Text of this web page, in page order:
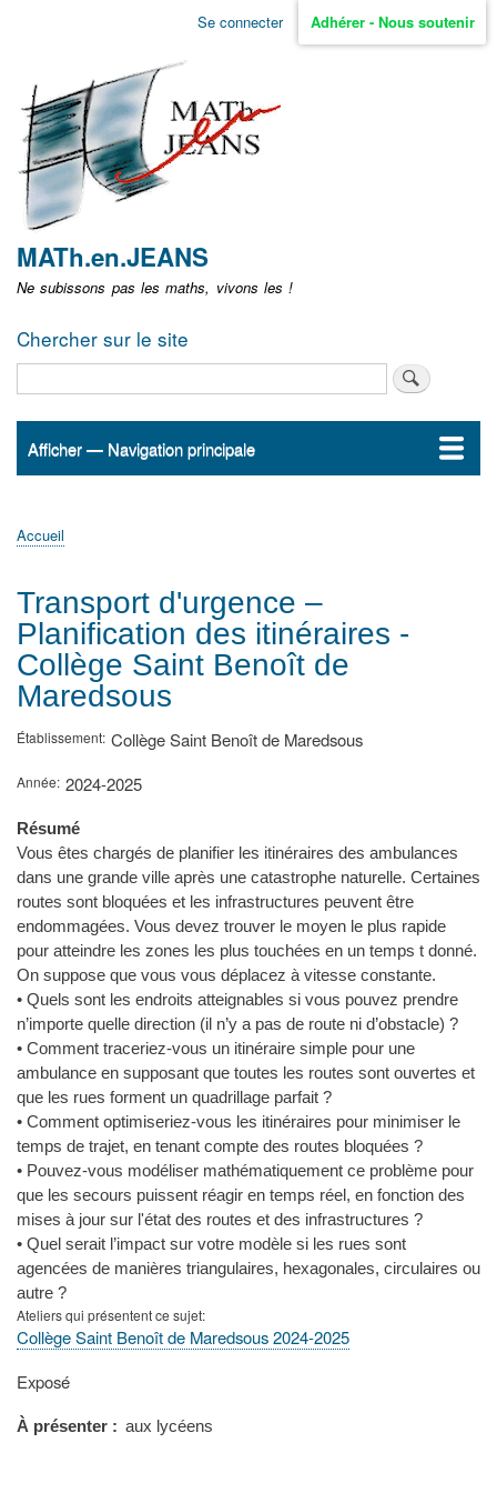
Aller
non
identifié
Se connecter Adhérer - Nous soutenir
MATh.en.JEANS
Ne subissons pas les maths, vivons les !
Chercher sur le site
Navigation
Afficher — Navigation principale
Accueil
ActualitésMATh.en.JEANS ?
Régions et Ateliers
Créer, gérer un atelier
Sujets/Publications
Congrès
d'Ariane
Accueil
Transport d'urgence –
Planification des itinéraires -
Collège Saint Benoît de
Maredsous
Établissement Collège Saint Benoît de Maredsous
Année 2024-2025
Résumé
Vous êtes chargés de planifier les itinéraires des ambulances
dans une grande ville après une catastrophe naturelle. Certaines
routes sont bloquées et les infrastructures peuvent être
endommagées. Vous devez trouver le moyen le plus rapide
pour atteindre les zones les plus touchées en un temps t donné.
On suppose que vous vous déplacez à vitesse constante.
• Quels sont les endroits atteignables si vous pouvez prendre
n’importe quelle direction (il n’y a pas de route ni d’obstacle) ?
• Comment traceriez-vous un itinéraire simple pour une
ambulance en supposant que toutes les routes sont ouvertes et
que les rues forment un quadrillage parfait ?
• Comment optimiseriez-vous les itinéraires pour minimiser le
temps de trajet, en tenant compte des routes bloquées ?
• Pouvez-vous modéliser mathématiquement ce problème pour
que les secours puissent réagir en temps réel, en fonction des
mises à jour sur l'état des routes et des infrastructures ?
• Quel serait l’impact sur votre modèle si les rues sont
agencées de manières triangulaires, hexagonales, circulaires ou
autre ?
Ateliers qui présentent ce sujet
Collège Saint Benoît de Maredsous 2024-2025
Type
présentation
Exposé
À présenter aux lycéens